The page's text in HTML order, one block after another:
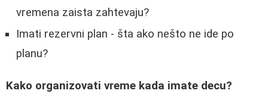
vremena zaista zahtevaju?
Imati rezervni plan - šta ako nešto ne ide po
planu?
Kako organizovati vreme kada imate decu?